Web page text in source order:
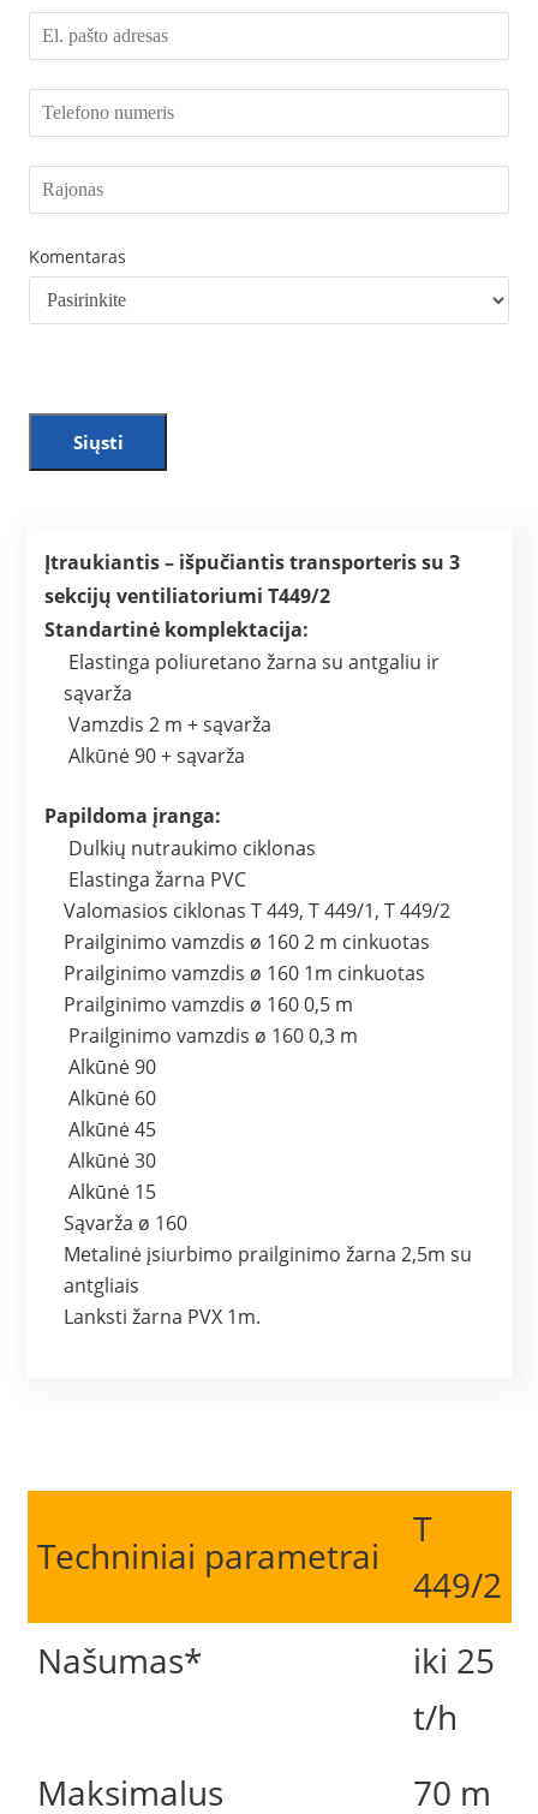
Komentaras
Siųsti
Įtraukiantis – išpučiantis transporteris su 3
sekcijų ventiliatoriumi T449/2
Standartinė komplektacija:
Elastinga poliuretano žarna su antgaliu ir
sąvarža
Vamzdis 2 m + sąvarža
Alkūnė 90 + sąvarža
Papildoma įranga:
Dulkių nutraukimo ciklonas
Elastinga žarna PVC
Valomasios ciklonas Т 449, Т 449/1, Т 449/2
Prailginimo vamzdis ø 160 2 m cinkuotas
Prailginimo vamzdis ø 160 1m cinkuotas
Prailginimo vamzdis ø 160 0,5 m
Prailginimo vamzdis ø 160 0,3 m
Alkūnė 90
Alkūnė 60
Alkūnė 45
Alkūnė 30
Alkūnė 15
Sąvarža ø 160
Metalinė įsiurbimo prailginimo žarna 2,5m su
antgliais
Lanksti žarna PVX 1m.
Techniniai parametrai
T
449/2
Našumas*
iki 25
t/h
Maksimalus
70 m